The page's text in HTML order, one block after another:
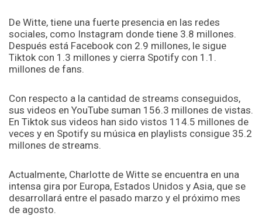
De Witte, tiene una fuerte presencia en las redes
sociales, como Instagram donde tiene 3.8 millones.
Después está Facebook con 2.9 millones, le sigue
Tiktok con 1.3 millones y cierra Spotify con 1.1.
millones de fans.
Con respecto a la cantidad de streams conseguidos,
sus videos en YouTube suman 156.3 millones de vistas.
En Tiktok sus videos han sido vistos 114.5 millones de
veces y en Spotify su música en playlists consigue 35.2
millones de streams.
Actualmente, Charlotte de Witte se encuentra en una
intensa gira por Europa, Estados Unidos y Asia, que se
desarrollará entre el pasado marzo y el próximo mes
de agosto.